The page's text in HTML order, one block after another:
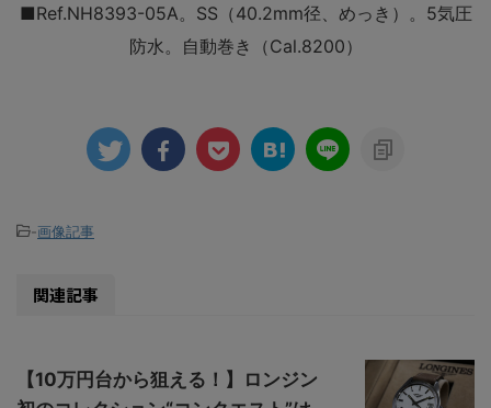
■Ref.NH8393-05A。SS（40.2mm径、めっき）。5気圧
防水。自動巻き（Cal.8200）
-画像記事
関連記事
【10万円台から狙える！】ロンジン